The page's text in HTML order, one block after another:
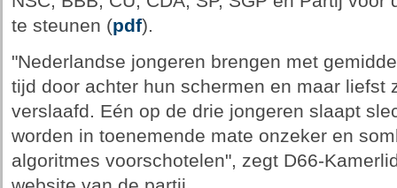
te steunen (pdf).
"Nederlandse jongeren brengen met
tijd door achter hun schermen en maar liefst
verslaafd. Eén op de drie jongeren slaapt
worden in toenemende mate onzeker en
algoritmes voorschotelen", zegt D66-